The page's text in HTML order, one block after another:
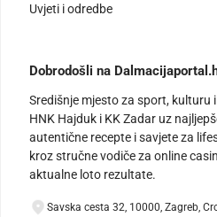
Uvjeti i odredbe
Dobrodošli na
Središnje mjesto za sport,
HNK Hajduk i KK Zadar uz
autentične recepte i savjete za
kroz stručne vodiče za online
aktualne loto rezultate.
Savska cesta 32, 10000, Zagreb,